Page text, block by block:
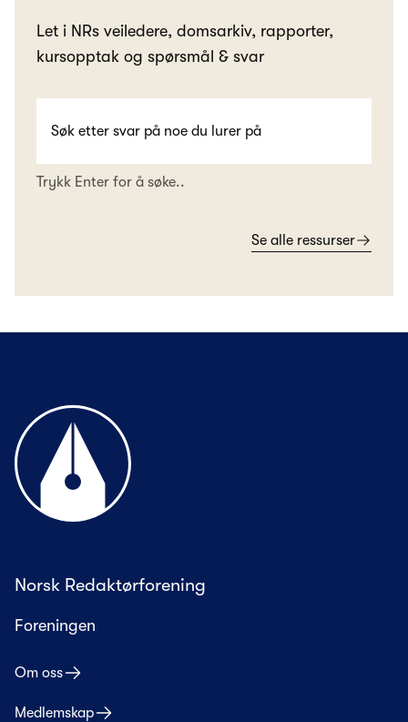
Let i NRs veiledere, domsarkiv, rapporter,
kursopptak og spørsmål & svar
Trykk Enter for å søke..
Se alle ressurser
Til forsiden
Norsk Redaktørforening
Foreningen
Om oss
Medlemskap